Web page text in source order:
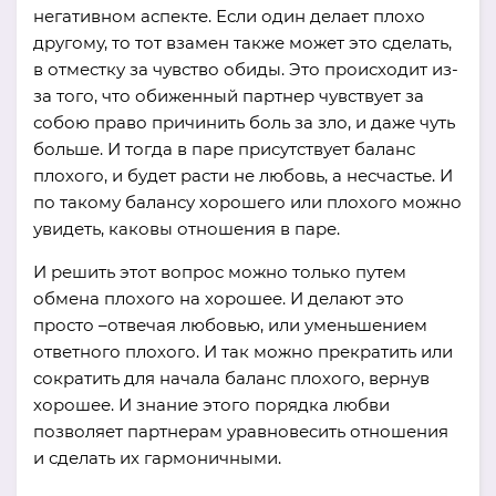
негативном аспекте. Если один делает плохо
другому, то тот взамен также может это сделать,
в отместку за чувство обиды. Это происходит из-
за того, что обиженный партнер чувствует за
собою право причинить боль за зло, и даже чуть
больше. И тогда в паре присутствует баланс
плохого, и будет расти не любовь, а несчастье. И
по такому балансу хорошего или плохого можно
увидеть, каковы отношения в паре.
И решить этот вопрос можно только путем
обмена плохого на хорошее. И делают это
просто –отвечая любовью, или уменьшением
ответного плохого. И так можно прекратить или
сократить для начала баланс плохого, вернув
хорошее. И знание этого порядка любви
позволяет партнерам уравновесить отношения
и сделать их гармоничными.